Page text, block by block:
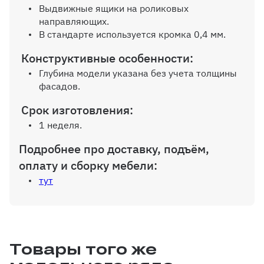
Внутр. выдвижной ящик на
шариков. направляющих (100%
Дополнительная вертикальная
перегородка
Выдвижные ящики на роликовых
направляющих.
В стандарте используется кромка 0,4 мм.
Конструктивные особенности:
Глубина модели указана без учета толщины
фасадов.
Срок изготовления:
1 неделя.
Подробнее про доставку, подъём,
оплату и сборку мебели:
тут
Товары того же